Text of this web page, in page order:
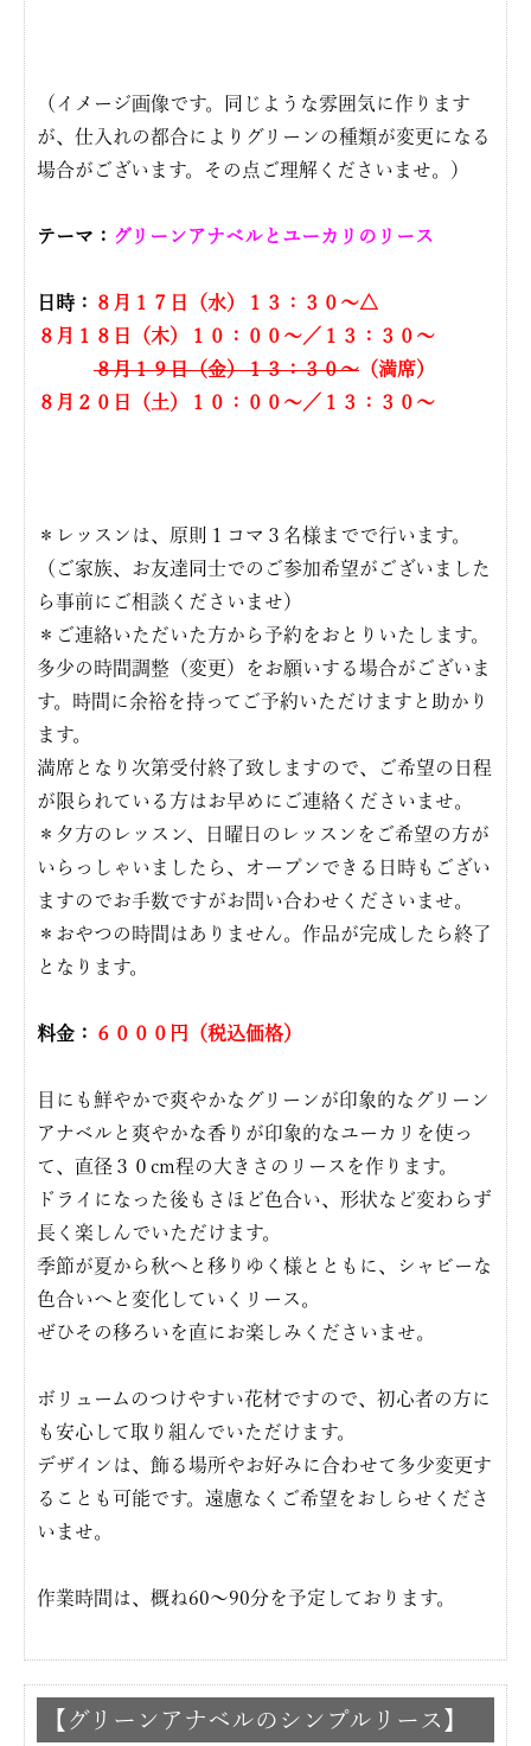
（イメージ画像です。同じような雰囲気に作ります
が、仕入れの都合によりグリーンの種類が変更になる
場合がございます。その点ご理解くださいませ。）
テーマ： グリーンアナベルとユーカリのリース
日時： ８ 月１７日（水）１３：３０〜△
８月１８日（木）１０：００〜／１３：３０〜
８月１９日（金）１３：３０〜 （満席）
８月２０日（土）１０：００〜／１３：３０〜
＊レッスンは、原則１コマ３名様までで行います。
（ご家族、お友達同士でのご参加希望がございました
ら事前にご相談くださいませ）
＊ご連絡いただいた方から予約をおとりいたします。
多少の時間調整（変更）をお願いする場合がございま
す。時間に余裕を持ってご予約いただけますと助かり
ます。
満席となり次第受付終了致しますので、ご希望の日程
が限られている方はお早めにご連絡くださいませ。
＊夕方のレッスン、日曜日のレッスンをご希望の方が
いらっしゃいましたら、オープンできる日時もござい
ますのでお手数ですがお問い合わせくださいませ。
＊おやつの時間はありません。作品が完成したら終了
となります。
料金： ６０００円（税込価格）
目にも鮮やかで爽やかなグリーンが印象的なグリーン
アナベルと爽やかな香りが印象的なユーカリを使っ
て、直径３０cm程の大きさのリースを作ります。
ドライになった後もさほど色合い、形状など変わらず
長く楽しんでいただけます。
季節が夏から秋へと移りゆく様とともに、シャビーな
色合いへと変化していくリース。
ぜひその移ろいを直にお楽しみくださいませ。
ボリュームのつけやすい花材ですので、初心者の方に
も安心して取り組んでいただけます。
デザインは、飾る場所やお好みに合わせて多少変更す
ることも可能です。遠慮なくご希望をおしらせくださ
いませ。
作業時間は、概ね60〜90分を予定しております。
【グリーンアナベルのシンプルリース】